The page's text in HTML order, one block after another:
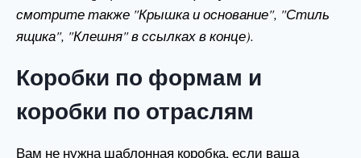
смотрите также "Крышка и основание", "Стиль
ящика", "Клешня" в ссылках в конце).
Коробки по формам и
коробки по отраслям
Вам не нужна шаблонная коробка, если ваша